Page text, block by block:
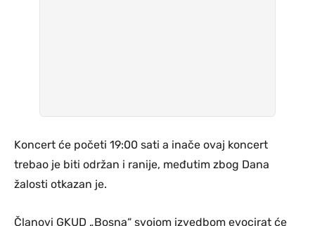
Koncert će početi 19:00 sati a inače ovaj koncert
trebao je biti održan i ranije, međutim zbog Dana
žalosti otkazan je.
Članovi GKUD „Bosna“ svojom izvedbom evocirat će